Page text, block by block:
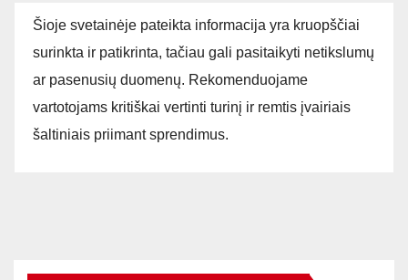
Šioje svetainėje pateikta informacija yra kruopščiai
surinkta ir patikrinta, tačiau gali pasitaikyti netikslumų
ar pasenusių duomenų. Rekomenduojame
vartotojams kritiškai vertinti turinį ir remtis įvairiais
šaltiniais priimant sprendimus.